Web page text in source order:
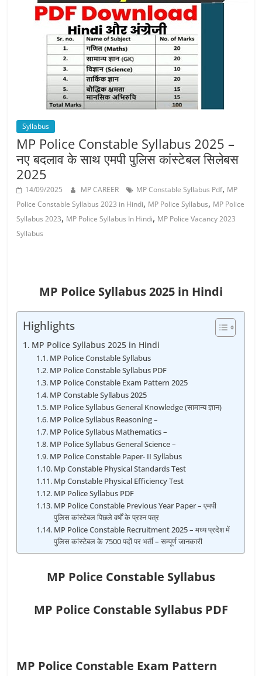
Vacancy
Syllabus
MP Police Constable Syllabus 2025 –
नए बदलाव के साथ एमपी पुलिस कांस्टेबल सिलेबस
2025
14/09/2025 MP CAREER MP Constable Syllabus Pdf, MP
Police Constable Syllabus 2023 in Hindi, MP Police Syllabus, MP Police
Syllabus 2023, MP Police Syllabus In Hindi, MP Police Vacancy 2023
Syllabus
MP Police Syllabus 2025 in Hindi
Highlights
MP Police Syllabus 2025 in Hindi
MP Police Constable Syllabus
MP Police Constable Syllabus PDF
MP Police Constable Exam Pattern 2025
MP Constable Syllabus 2025
MP Police Syllabus General Knowledge (सामान्य ज्ञान)
MP Police Syllabus Reasoning –
MP Police Syllabus Mathematics –
MP Police Syllabus General Science –
MP Police Constable Paper- II Syllabus
Mp Constable Physical Standards Test
Mp Constable Physical Efficiency Test
MP Police Syllabus PDF
MP Police Constable Previous Year Paper – एमपी
पुलिस कांस्टेबल पिछले वर्षों के प्रश्न पत्र
MP Police Constable Recruitment 2025 – मध्य प्रदेश में
पुलिस कांस्टेबल के 7500 पदों पर भर्ती – सम्पूर्ण जानकारी
MP Police Constable Syllabus
MP Police Constable Syllabus PDF
MP Police Constable Exam Pattern